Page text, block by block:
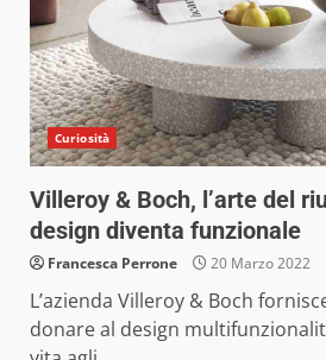
Curiosità
Villeroy & Boch, l’arte del
design diventa funzionale
Francesca Perrone 20 Marzo 2022
L’azienda Villeroy & Boch
donare al design